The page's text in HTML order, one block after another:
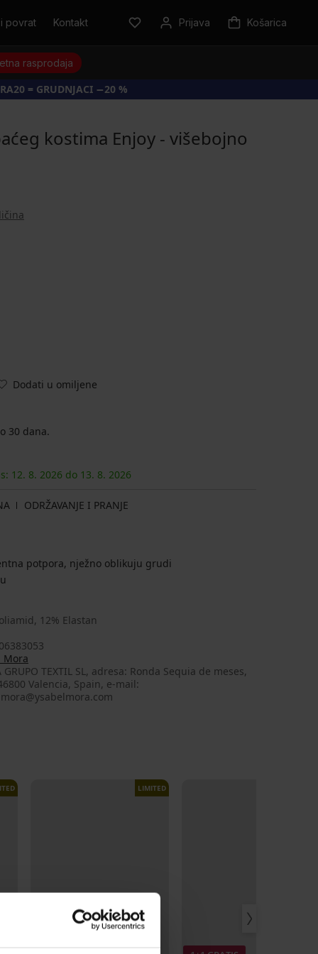
povrat Kontakt Prijava Košarica
rasprodaja
= GRUDNJACI −20 %
kostima Enjoy - višebojno
Dodati u omiljene
30 dana.
12. 8. 2026 do 13. 8. 2026
ODRŽAVANJE I PRANJE
potpora, nježno oblikuju grudi
12% Elastan
Mora
GRUPO TEXTIL SL, adresa: Ronda Sequia de meses,
Valencia, Spain, e-mail:
LIMITED